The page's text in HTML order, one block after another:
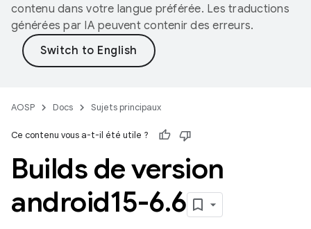
contenu dans votre langue préférée. Les traductions
générées par IA peuvent contenir des erreurs.
AOSP Docs Sujets principaux
Ce contenu vous a-t-il été utile ?
Builds de version
android15-6.6